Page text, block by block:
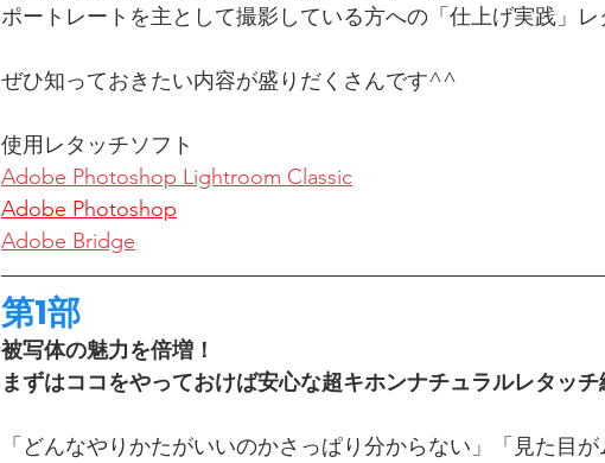
ポートレートを主として撮影している方への「仕上げ実践」
ぜひ知っておきたい内容が盛りだくさんです^^
使用レタッチソフト
Adobe Photoshop Lightroom Classic
Adobe Photoshop
Adobe Bridge
第1部
被写体の魅力を倍増！
まずはココをやっておけば安心な超キホンナチュラルレタッチ
「どんなやりかたがいいのかさっぱり分からない」「見た目が